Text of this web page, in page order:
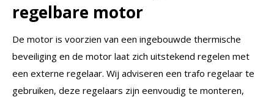
regelbare motor
De motor is voorzien van een ingebouwde thermische
beveiliging en de motor laat zich uitstekend regelen met
een externe regelaar. Wij adviseren een trafo regelaar te
gebruiken, deze regelaars zijn eenvoudig te monteren,